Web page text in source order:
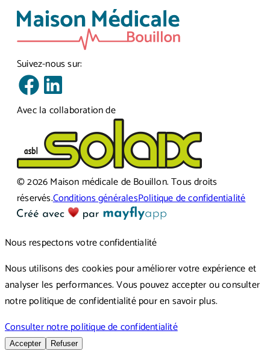
Suivez-nous sur:
Avec la collaboration de
©2026Maison médicale de Bouillon.Tous droits
réservés.Conditions généralesPolitique de confidentialité
Nous respectons votre confidentialité
Nous utilisons des cookies pour améliorer votre expérience et
analyser les performances. Vous pouvez accepter ou consulter
notre politique de confidentialité pour en savoir plus.
Consulter notre politique de confidentialité
Accepter Refuser